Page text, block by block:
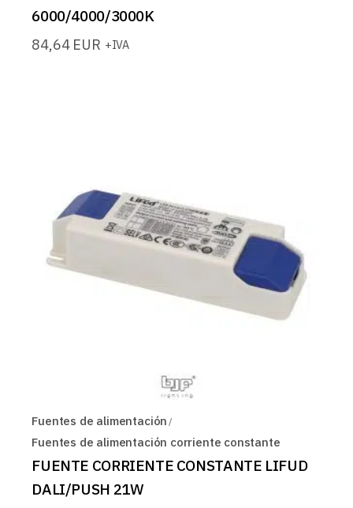
6000/4000/3000K
84,64 EUR +IVA
Fuentes de alimentación
Fuentes de alimentación corriente constante
FUENTE CORRIENTE CONSTANTE LIFUD
DALI/PUSH 21W